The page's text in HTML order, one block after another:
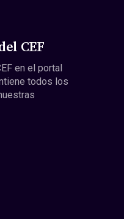
CEF
en el portal
todos los